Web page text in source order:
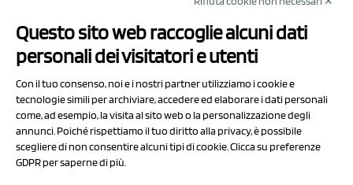
Via Prov.le Sassuolo Vignola 315/1
41057 Spilamberto (MO)
P.I/C.F. 01041460369
REA: MO 208553
Capitale sociale Euro 50.000,00 i.v.
Questo sito web raccoglie alcuni dati
personali dei visitatori e utenti
Con il tuo consenso, noi e i nostri partner utilizziamo i cookie e
tecnologie simili per archiviare, accedere ed elaborare i dati personali
come, ad esempio, la visita al sito web o la personalizzazione degli
annunci. Poiché rispettiamo il tuo diritto alla privacy, è possibile
scegliere di non consentire alcuni tipi di cookie. Clicca su preferenze
GDPR per saperne di più.